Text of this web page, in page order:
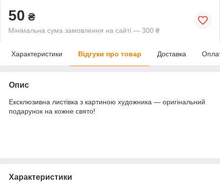
50 ₴
Мінімальна сума замовлення на сайті — 300 ₴
Характеристики Відгуки про товар Доставка
Опис
Ексклюзивна листівка з картиною художника — оригінальний
подарунок на кожне свято!
Характеристики